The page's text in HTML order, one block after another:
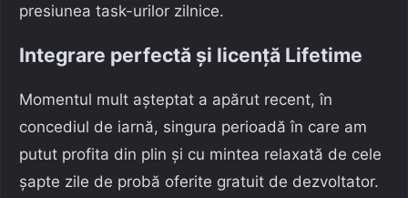
presiunea task-urilor zilnice.
Integrare perfectă și licență Lifetime
Momentul mult așteptat a apărut recent, în
concediul de iarnă, singura perioadă în care am
putut profita din plin și cu mintea relaxată de cele
șapte zile de probă oferite gratuit de dezvoltator.